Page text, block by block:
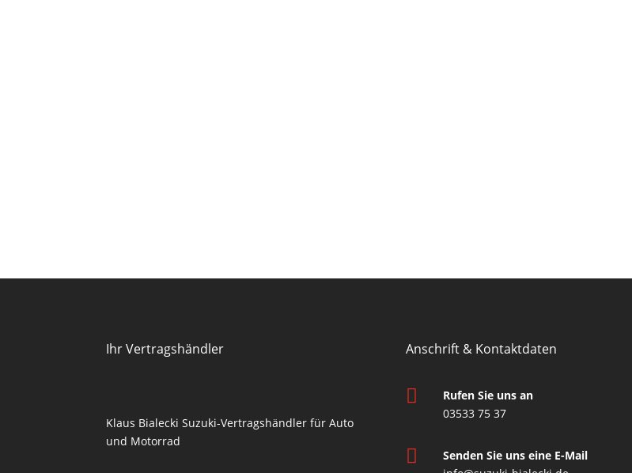
Ihr Vertragshändler
Klaus Bialecki Suzuki-Vertragshändler für Auto
und Motorrad
Anschrift & Kontaktdaten

Rufen Sie uns an
03533 75 37

Senden Sie uns eine E-Mail